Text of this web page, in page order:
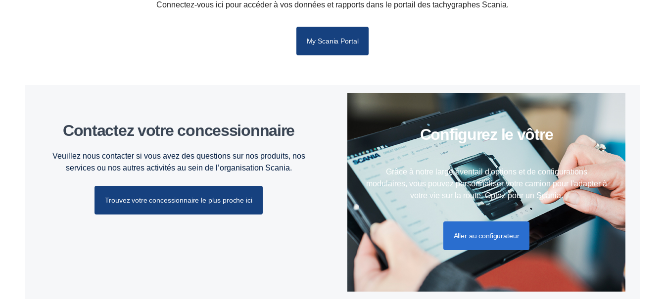
Connectez-vous ici pour accéder à vos données et rapports dans le portail des tachygraphes Scania.
My Scania Portal
Contactez votre concessionnaire
Veuillez nous contacter si vous avez des questions sur nos produits, nos
services ou nos autres activités au sein de l’organisation Scania.
Trouvez votre concessionnaire le plus proche ici
Configurez le vôtre
Grâce à notre large éventail d'options et de configurations
modulaires, vous pouvez personnaliser votre camion pour l'adapter à
votre vie sur la route. Optez pour un Scania.
Aller au configurateur